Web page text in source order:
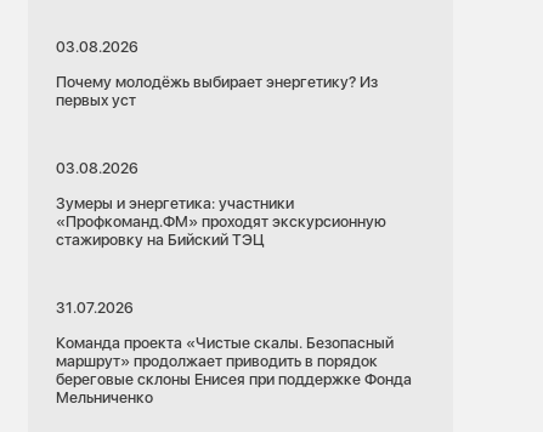
03.08.2026
Почему молодёжь выбирает энергетику? Из
первых уст
03.08.2026
Зумеры и энергетика: участники
«Профкоманд.ФМ» проходят экскурсионную
стажировку на Бийский ТЭЦ
31.07.2026
Команда проекта «Чистые скалы. Безопасный
маршрут» продолжает приводить в порядок
береговые склоны Енисея при поддержке Фонда
Мельниченко